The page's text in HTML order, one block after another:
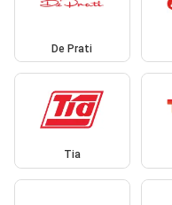
De Prati
Tia